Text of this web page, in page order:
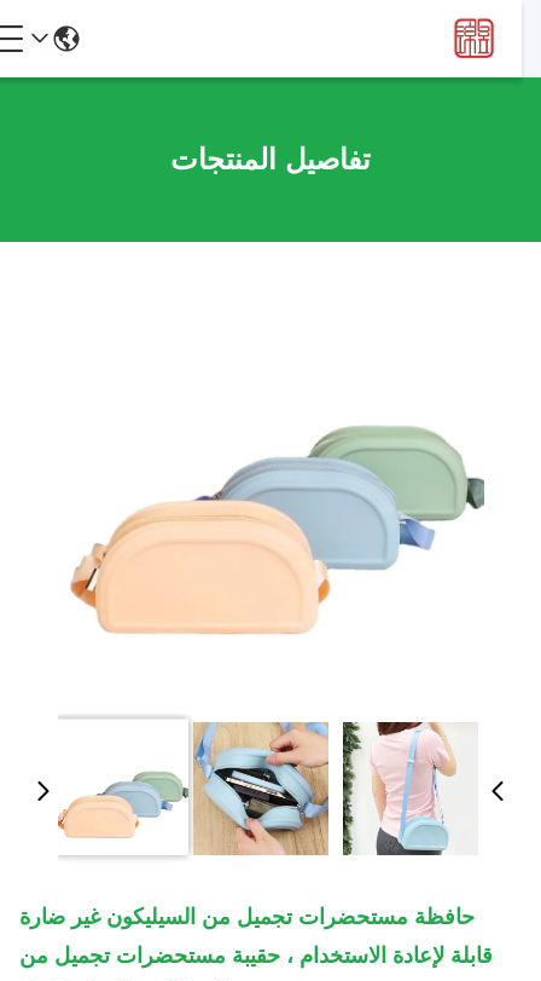
تفاصيل المنتجات
حافظة مستحضرات تجميل من السيليكون غير ضارة
قابلة لإعادة الاستخدام ، حقيبة مستحضرات تجميل من